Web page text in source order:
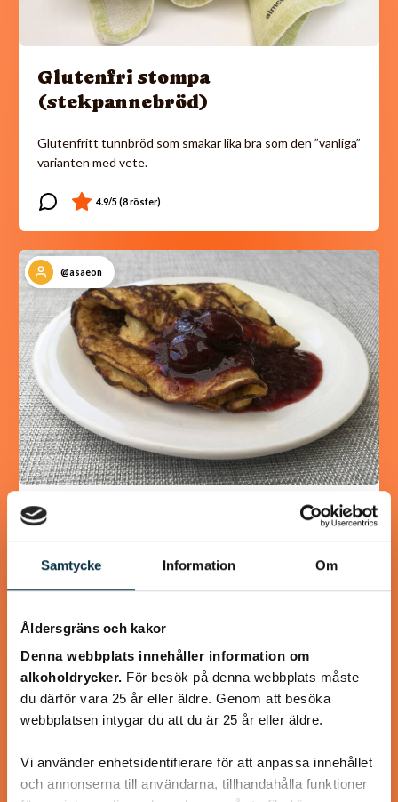
Samtycke Information Om
Åldersgräns och kakor
Denna webbplats innehåller information om
alkoholdrycker. För besök på denna webbplats måste
du därför vara 25 år eller äldre. Genom att besöka
webbplatsen intygar du att du är 25 år eller äldre.
Vi använder enhetsidentifierare för att anpassa innehållet
och annonserna till användarna, tillhandahålla funktioner
Glutenfri stompa
(stekpannebröd)
Glutenfritt tunnbröd som smakar lika bra som den ”vanliga”
varianten med vete.
@asaeon
Glutenfria och mättande
pannkakor
det behövs för att binda ihop det glutenfria mjölet.…